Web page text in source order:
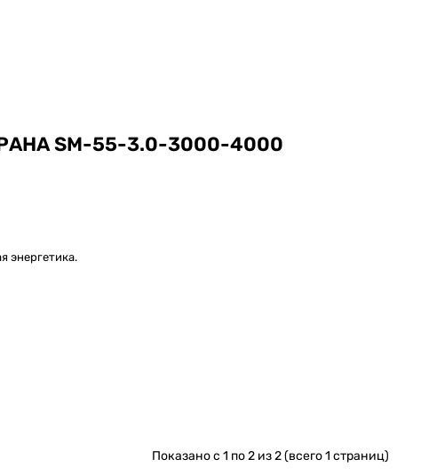
SM-55-3.0-3000-4000
энергетика.
Показано с 1 по 2 из 2 (всего 1 страниц)